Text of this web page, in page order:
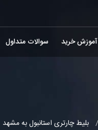
آموزش خرید سوالات متداول
بلیط چارتری استانبول به مشهد